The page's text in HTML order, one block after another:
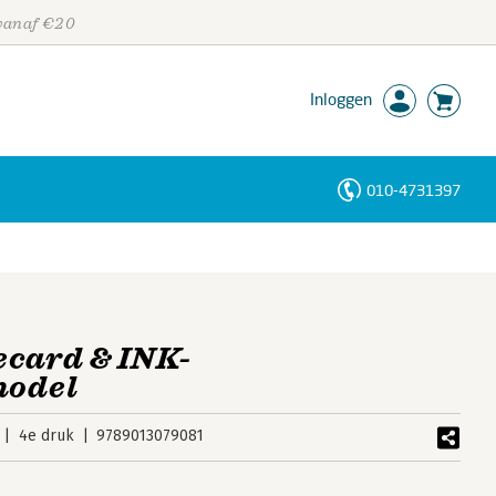
€20
Inloggen
010-4731397
& INK-
4e druk 9789013079081
Personen